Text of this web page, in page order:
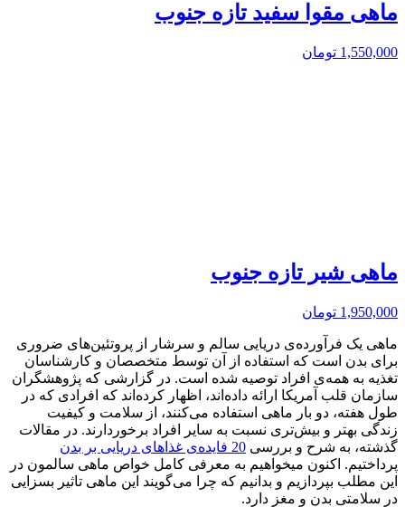
ماهی مقوا سفید تازه جنوب
1,550,000 تومان
ماهی شیر تازه جنوب
1,950,000 تومان
ماهی یک فرآورده‌ی دریایی سالم و سرشار از پروتئین‌های ضروری
برای بدن است که استفاده از آن توسط متخصصان و کارشناسان
تغذیه به همه‌ی افراد توصیه ‌شده‌ است. در گزارشی که پژوهشگران
سازمان قلب آمریکا ارائه داده‌اند، اظهار کرده‌اند که افرادی که در
طول هفته، دو بار ماهی استفاده می‌کنند، از سلامت و کیفیت
زندگی بهتر و بیش‌تری نسبت به سایر افراد برخوردارند. در مقالات
گذشته، به شرح و بررسی 20 فایده‌ی غذاهای دریایی بر بدن
پرداختیم. اکنون می‎خواهیم به معرفی کامل خواص ماهی سالمون در
این مطلب بپردازیم و بدانیم که چرا می‌گویند این ماهی تاثیر بسزایی
در سلامتی بدن و مغز دارد.